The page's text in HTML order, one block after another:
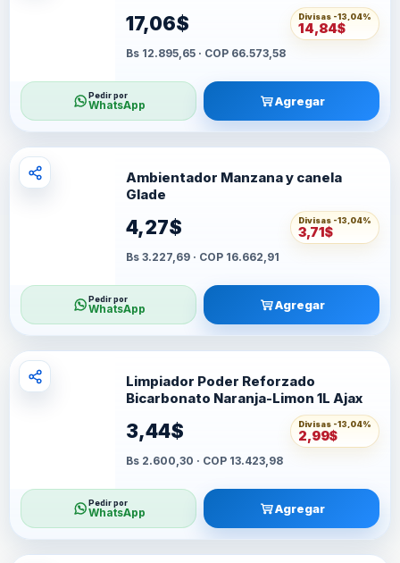
17,06$ Divisas -13,04%
14,84$
Bs 12.895,65 · COP 66.573,58
Pedir por
WhatsApp Agregar
Ambientador Manzana y canela
Glade
4,27$ Divisas -13,04%
3,71$
Bs 3.227,69 · COP 16.662,91
Pedir por
WhatsApp Agregar
Limpiador Poder Reforzado
Bicarbonato Naranja-Limon 1L Ajax
3,44$ Divisas -13,04%
2,99$
Bs 2.600,30 · COP 13.423,98
Pedir por
WhatsApp Agregar